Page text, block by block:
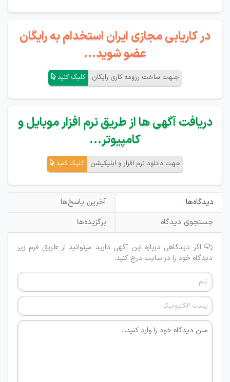
در کاریابی مجازی ایران استخدام به رایگان
عضو شوید...
جـهت ساخت رزومه کاری رایگان کلیک کنید
دریافت آگهی ها از طریق نرم افزار موبایل و
کامپیوتر...
جهت دانلود نرم افزار و اپلیکیشن کلیک کنید
دیدگاه‌ها
آخرین پاسخ‌ها
جستجوی دیدگاه
برگزیده‌ها
اگر دیدگاهی درباره این آگهی دارید میتوانید از طریق فرم زیر
دیدگاه خود را در سایت درج کنید.